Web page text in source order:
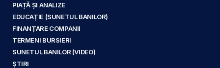
PIAȚĂ ȘI ANALIZE
EDUCAȚIE (SUNETUL BANILOR)
FINANȚARE COMPANII
TERMENI BURSIERI
SUNETUL BANILOR (VIDEO)
ȘTIRI